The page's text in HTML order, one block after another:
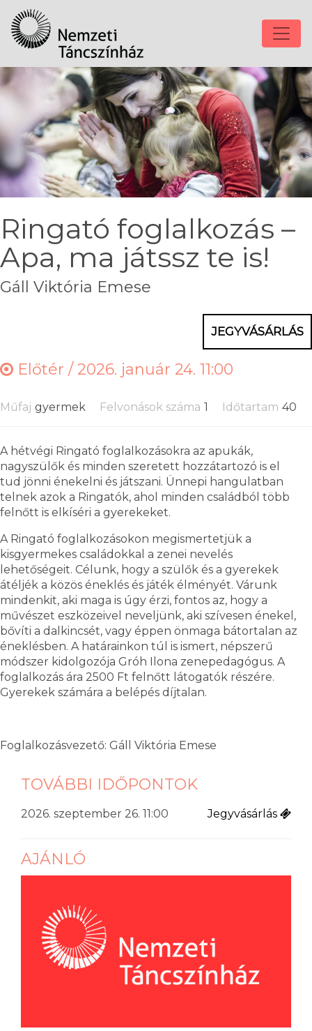
Ringató foglalkozás –
Apa, ma játssz te is!
Gáll Viktória Emese
JEGYVÁSÁRLÁS
Előtér /2026. január 24. 11:00
Műfaj gyermek Felvonások száma 1 Időtartam 40
A hétvégi Ringató foglalkozásokra az apukák,
nagyszülők és minden szeretett hozzátartozó is el
tud jönni énekelni és játszani. Ünnepi hangulatban
telnek azok a Ringatók, ahol minden családból több
felnőtt is elkíséri a gyerekeket.
A Ringató foglalkozásokon megismertetjük a
kisgyermekes családokkal a zenei nevelés
lehetőségeit. Célunk, hogy a szülők és a gyerekek
átéljék a közös éneklés és játék élményét. Várunk
mindenkit, aki maga is úgy érzi, fontos az, hogy a
művészet eszközeivel neveljünk, aki szívesen énekel,
bővíti a dalkincsét, vagy éppen önmaga bátortalan az
éneklésben. A határainkon túl is ismert, népszerű
módszer kidolgozója Gróh Ilona zenepedagógus. A
foglalkozás ára 2500 Ft felnőtt látogatók részére.
Gyerekek számára a belépés díjtalan.
Foglalkozásvezető: Gáll Viktória Emese
TOVÁBBI IDŐPONTOK
2026. szeptember 26. 11:00 Jegyvásárlás
AJÁNLÓ